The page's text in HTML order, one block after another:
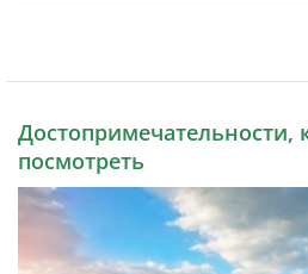
Достопримечательности,
посмотреть